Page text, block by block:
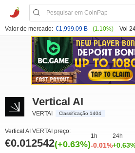
Valor de mercado: €1,999.09 B (1.10%) Vol
Vertical AI
VERTAI Classificação 1404
Vertical AI VERTAI preço:
€0.012542(+0.63%)
1h
-0.01%
24h